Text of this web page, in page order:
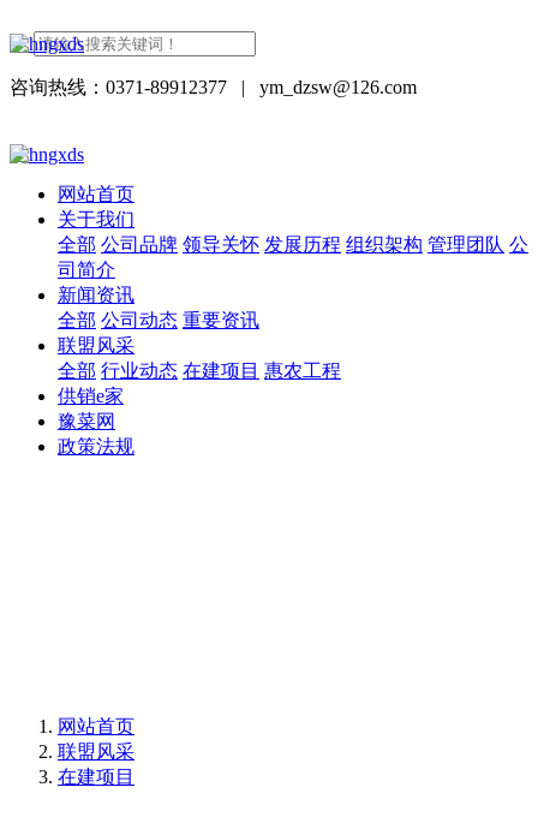
咨询热线：0371-89912377 | ym_dzsw@126.com
网站首页
关于我们
全部 公司品牌 领导关怀 发展历程 组织架构 管理团队 公
司简介
新闻资讯
全部 公司动态 重要资讯
联盟风采
全部 行业动态 在建项目 惠农工程
供销e家
豫菜网
政策法规
网站首页
联盟风采
在建项目